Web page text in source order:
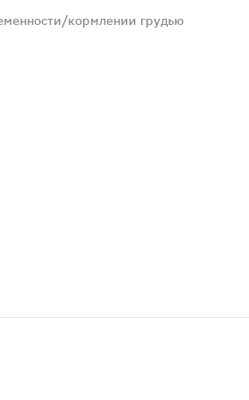
кормлении грудью